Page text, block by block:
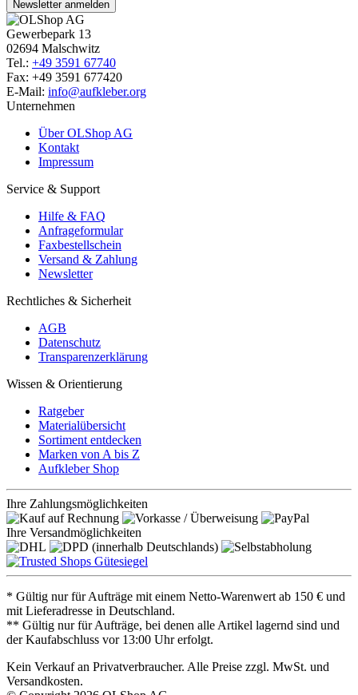
Newsletter anmelden
Gewerbepark 13
02694 Malschwitz
Tel.: +49 3591 67740
Fax: +49 3591 677420
E-Mail: info@aufkleber.org
Unternehmen
Über OLShop AG
Kontakt
Impressum
Service & Support
Hilfe & FAQ
Anfrageformular
Faxbestellschein
Versand & Zahlung
Newsletter
Rechtliches & Sicherheit
AGB
Datenschutz
Transparenzerklärung
Wissen & Orientierung
Ratgeber
Materialübersicht
Sortiment entdecken
Marken von A bis Z
Aufkleber Shop
Ihre Zahlungsmöglichkeiten
Ihre Versandmöglichkeiten
* Gültig nur für Aufträge mit einem Netto-Warenwert ab 150 € und
mit Lieferadresse in Deutschland.
** Gültig nur für Aufträge, bei denen alle Artikel lagernd sind und
der Kaufabschluss vor 13:00 Uhr erfolgt.
Kein Verkauf an Privatverbraucher. Alle Preise zzgl. MwSt. und
Versandkosten.